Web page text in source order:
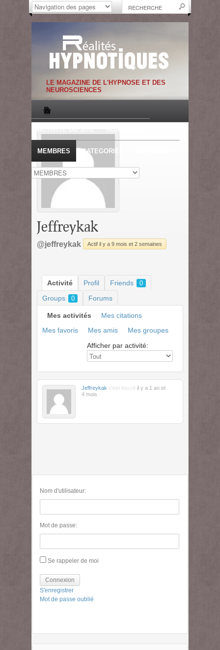
LE MAGAZINE DE L'HYPNOSE ET DES
NEUROSCIENCES
ACTIVITE DU SITE RUBRIQUES
MEMBRES CATEGORIES
Jeffreykak
@jeffreykak Actif il y a 9 mois et 2 semaines
Activité Profil Friends 0
Groups 0 Forums
Mes activités
Mes citations
Mes favoris
Mes amis
Mes groupes
Afficher par activité:
Jeffreykak s'est inscrit il y a 1 an et
4 mois
Nom d'utilisateur:
Mot de passe:
Se rappeler de moi
Connexion
S'enregistrer
Mot de passe oublié